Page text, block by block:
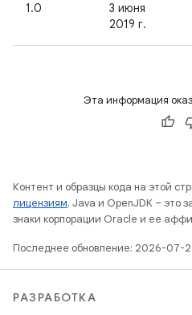
1.0
3 июня
2019 г.
Эта информация
Контент и образцы кода на этой
лицензиям. Java и OpenJDK – это
знаки корпорации Oracle и ее
Последнее обновление: 2026-07-
РАЗРАБОТКА